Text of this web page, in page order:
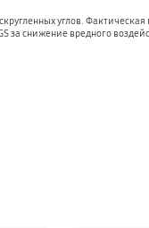
углов.
снижение вредного